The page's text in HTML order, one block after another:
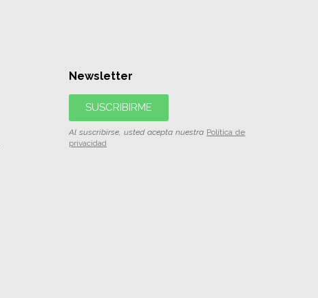
Newsletter
SUSCRIBIRME
Al suscribirse, usted acepta nuestra Política de
privacidad